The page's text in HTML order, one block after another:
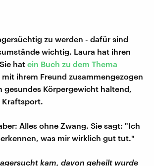
zu werden - dafür sind
wichtig. Laura hat ihren
hat ein Buch zu dem Thema
mit ihrem Freund zusammengezogen
gesundes Körpergewicht haltend,
Alles ohne Zwang. Sie sagt: "Ich
was mir wirklich gut tut."
kam, davon geheilt wurde